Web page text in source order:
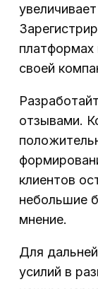
своей
отзывами.
клиентов
небольшие
мнение.
Для
усилий в